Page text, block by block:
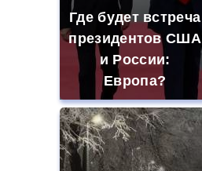
Где будет встреча
президентов США
и России:
Европа?